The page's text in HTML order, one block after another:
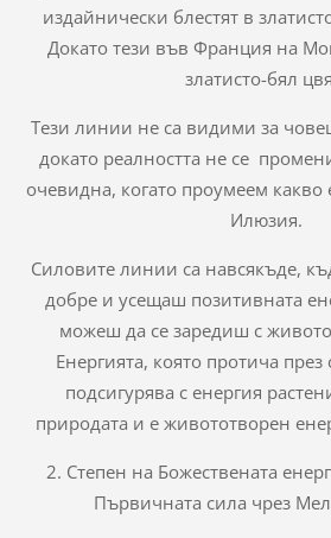
издайнически блестят в
Докато тези във Франция на
златисто-бял
Тези линии не са видими за
докато реалността не се
очевидна, когато проумеем какво
Илюзия.
Силовите линии са навсякъде,
добре и усещаш позитивната
можеш да се заредиш с
Енергията, която протича
подсигурява с енергия
природата и е живототворен
2. Степен на Божествената
Първичната сила чрез